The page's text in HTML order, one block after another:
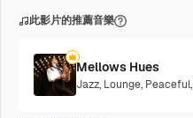
此影片的推薦音樂
Mellows Hues
Jazz, Lounge, Peaceful,